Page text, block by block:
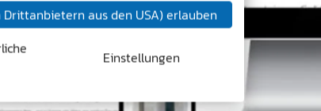
Drittanbietern aus den USA) erlauben
Einstellungen